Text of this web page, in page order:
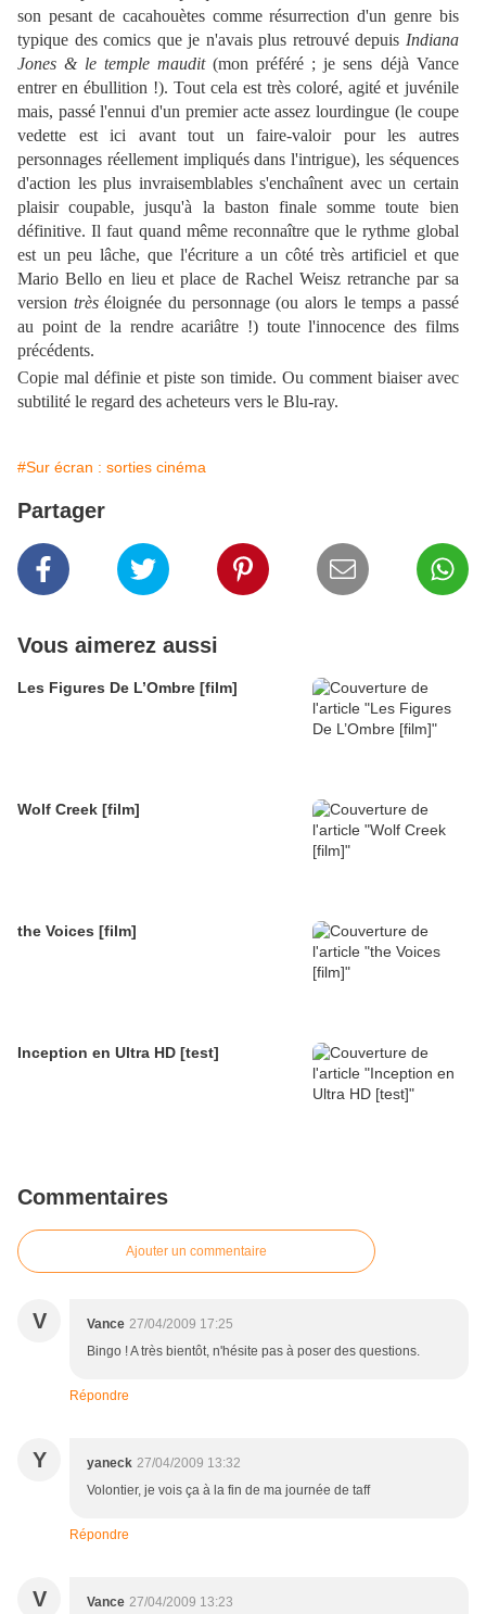
son pesant de cacahouètes comme résurrection d'un genre bis
typique des comics que je n'avais plus retrouvé depuis Indiana
Jones & le temple maudit(mon préféré ; je sens déjà Vance
entrer en ébullition !). Tout cela est très coloré, agité et juvénile
mais, passé l'ennui d'un premier acte assez lourdingue (le coupe
vedette est ici avant tout un faire-valoir pour les autres
personnages réellement impliqués dans l'intrigue), les séquences
d'action les plus invraisemblables s'enchaînent avec un certain
plaisir coupable, jusqu'à la baston finale somme toute bien
définitive. Il faut quand même reconnaître que le rythme global
est un peu lâche, que l'écriture a un côté très artificiel et que
Mario Bello en lieu et place de Rachel Weisz retranche par sa
version trèséloignée du personnage (ou alors le temps a passé
au point de la rendre acariâtre !) toute l'innocence des films
précédents.
Copie mal définie et piste son timide. Ou comment biaiser avec
subtilité le regard des acheteurs vers le Blu-ray.
#Sur écran : sorties cinéma
Partager
Vous aimerez aussi
Les Figures De L’Ombre [film]
Wolf Creek [film]
the Voices [film]
Inception en Ultra HD [test]
Commentaires
Ajouter un commentaire
V Vance 27/04/2009 17:25
Bingo ! A très bientôt, n'hésite pas à poser des questions.
Répondre
Y yaneck 27/04/2009 13:32
Volontier, je vois ça à la fin de ma journée de taff
Répondre
V Vance 27/04/2009 13:23